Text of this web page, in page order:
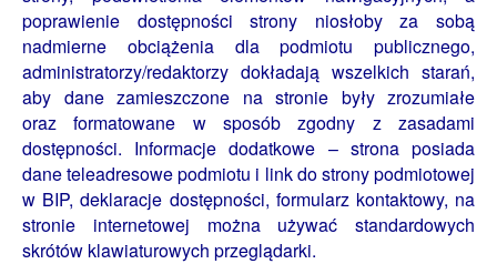
poprawienie dostępności strony niosłoby za sobą
nadmierne obciążenia dla podmiotu publicznego,
administratorzy/redaktorzy dokładają wszelkich starań,
aby dane zamieszczone na stronie były zrozumiałe
oraz formatowane w sposób zgodny z zasadami
dostępności. Informacje dodatkowe – strona posiada
daneteleadresowe podmiotu i link do strony podmiotowej
w BIP, deklaracje dostępności, formularz kontaktowy, na
stronie internetowej można używać standardowych
skrótów klawiaturowych przeglądarki.